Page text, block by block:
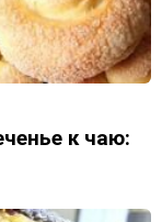
к чаю: